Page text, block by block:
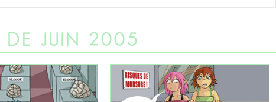
DE JUIN 2005